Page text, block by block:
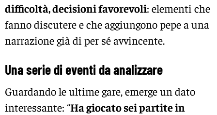
difficoltà, decisioni favorevoli: elementi che
fanno discutere e che aggiungono pepe a una
narrazione già di per sé avvincente.
Una serie di eventi da analizzare
Guardando le ultime gare, emerge un dato
interessante: “Ha giocato sei partite in